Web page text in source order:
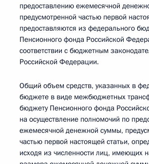
предоставлению ежемесячной
предусмотренной частью первой
предоставляются из федерального
Пенсионного фонда Российской
соответствии с бюджетным
Российской Федерации.
Общий объем средств, указанных в
бюджете в виде межбюджетных
бюджету Пенсионного фонда
на осуществление полномочий по
ежемесячной денежной суммы,
частью первой настоящей статьи,
исходя из численности лиц, имеющих